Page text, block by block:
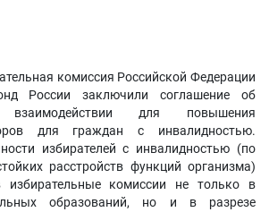
комиссия Российской Федерации
России заключили соглашение об
взаимодействии для повышения
для граждан с инвалидностью.
избирателей с инвалидностью (по
расстройств функций организма)
избирательные комиссии не только в
образований, но и в разрезе